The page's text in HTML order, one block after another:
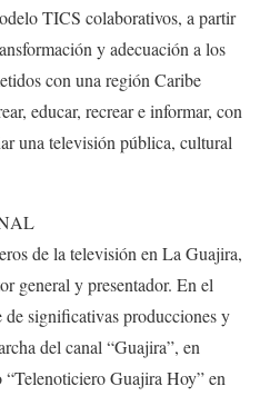
TICS colaborativos, a partir
y adecuación a los
con una región Caribe
educar, recrear e informar, con
una televisión pública, cultural
de la televisión en La Guajira,
general y presentador. En el
de significativas producciones y
del canal “Guajira”, en
Guajira Hoy” en